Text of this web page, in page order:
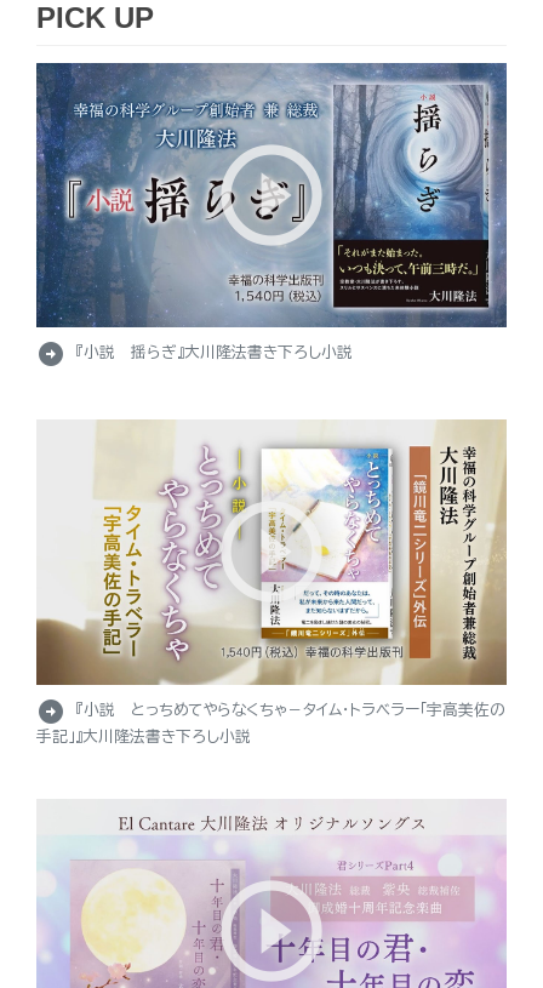
PICK UP
arrow_circle_right 『小説 揺らぎ』大川隆法書き下ろし小説
arrow_circle_right
『小説 とっちめてやらなくちゃ－タイム・トラベラー「宇高美佐の
手記」』大川隆法書き下ろし小説